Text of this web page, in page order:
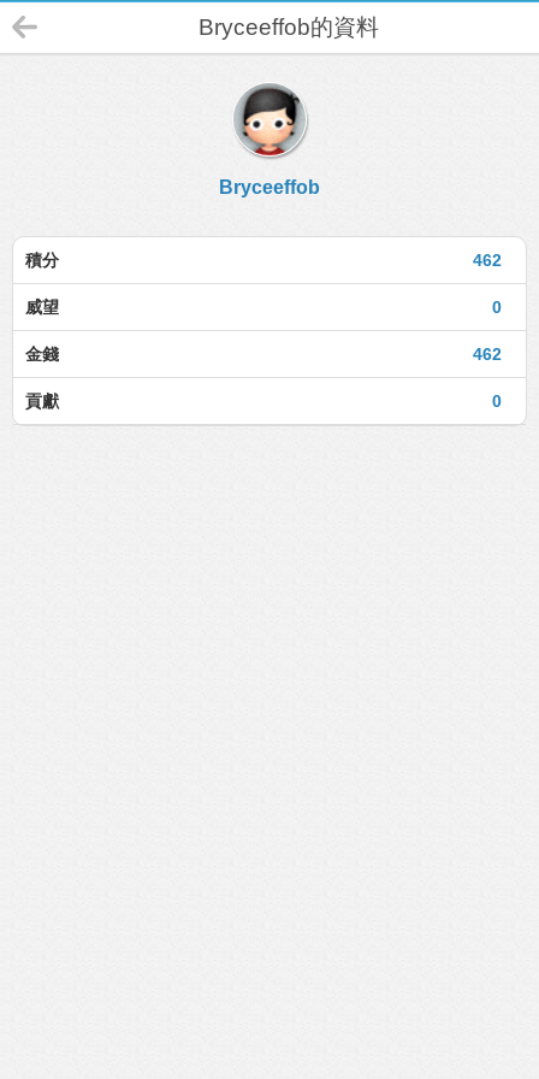
Bryceeffob的資料
Bryceeffob
462
積分
0
威望
462
金錢
0
貢獻